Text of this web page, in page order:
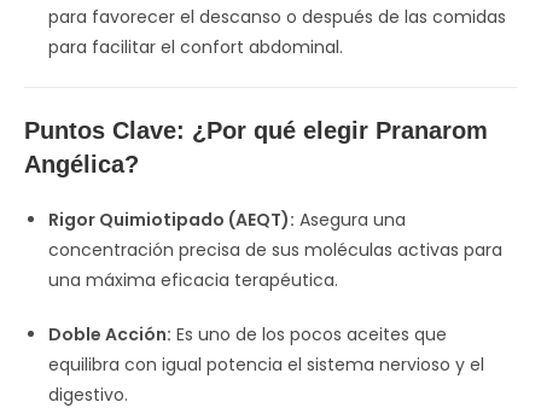
para favorecer el descanso o después de las comidas
para facilitar el confort abdominal.
Puntos Clave: ¿Por qué elegir Pranarom
Angélica?
Rigor Quimiotipado (AEQT): Asegura una
concentración precisa de sus moléculas activas para
una máxima eficacia terapéutica.
Doble Acción: Es uno de los pocos aceites que
equilibra con igual potencia el sistema nervioso y el
digestivo.